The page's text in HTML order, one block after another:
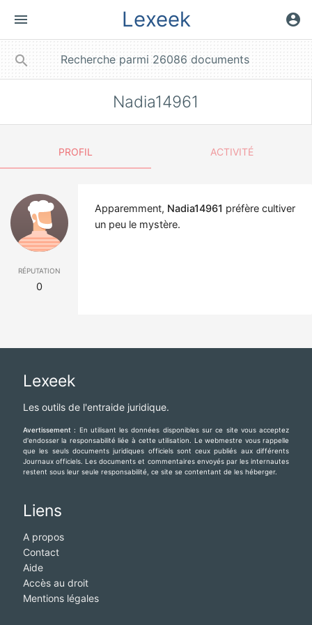
menu Lexeek account_circle
search
Nadia14961
PROFIL ACTIVITÉ
réputation
0
Apparemment, Nadia14961 préfère cultiver
un peu le mystère.
Lexeek
Les outils de l'entraide juridique.
Avertissement : En utilisant les données disponibles sur ce site vous acceptez
d'endosser la responsabilité liée à cette utilisation. Le webmestre vous rappelle
que les seuls documents juridiques officiels sont ceux publiés aux différents
Journaux officiels. Les documents et commentaires envoyés par les internautes
restent sous leur seule responsabilité, ce site se contentant de les héberger.
Liens
A propos
Contact
Aide
Accès au droit
Mentions légales